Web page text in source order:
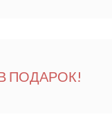
ПОДАРОК!